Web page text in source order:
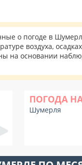
о погоде в
воздуха,
на основании
ПОГОДА
Шумерля